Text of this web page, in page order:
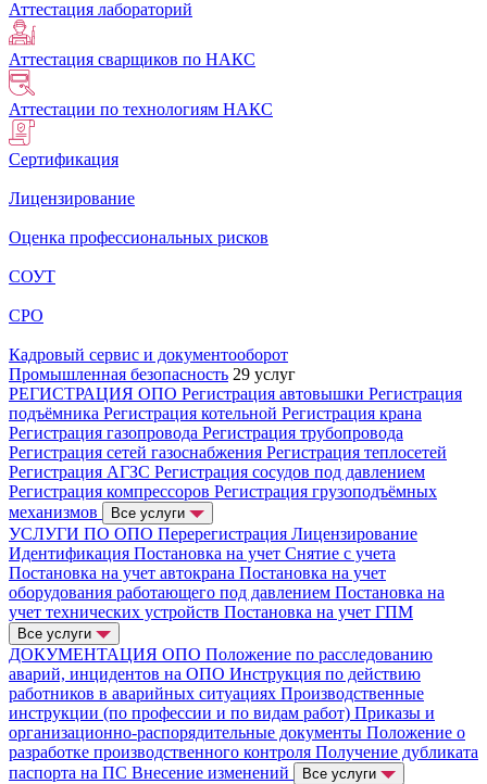
Аттестация лабораторий
Аттестация сварщиков по НАКС
Аттестации по технологиям НАКС
Сертификация
Лицензирование
Оценка профессиональных рисков
СОУТ
СРО
Кадровый сервис и документооборот
Промышленная безопасность 29 услуг
РЕГИСТРАЦИЯ ОПО Регистрация автовышки Регистрация
подъёмника Регистрация котельной Регистрация крана
Регистрация газопровода Регистрация трубопровода
Регистрация сетей газоснабжения Регистрация теплосетей
Регистрация АГЗС Регистрация сосудов под давлением
Регистрация компрессоров Регистрация грузоподъёмных
механизмов
Все услуги
УСЛУГИ ПО ОПО Перерегистрация Лицензирование
Идентификация Постановка на учет Снятие с учета
Постановка на учет автокрана Постановка на учет
оборудования работающего под давлением Постановка на
учет технических устройств Постановка на учет ГПМ
Все услуги
ДОКУМЕНТАЦИЯ ОПО Положение по расследованию
аварий, инцидентов на ОПО Инструкция по действию
работников в аварийных ситуациях Производственные
инструкции (по профессии и по видам работ) Приказы и
организационно-распорядительные документы Положение о
разработке производственного контроля Получение дубликата
паспорта на ПС Внесение изменений Все услуги